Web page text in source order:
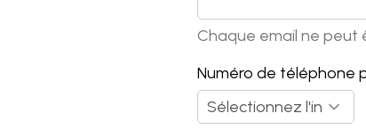
Chaque email ne peut
Numéro de téléphone